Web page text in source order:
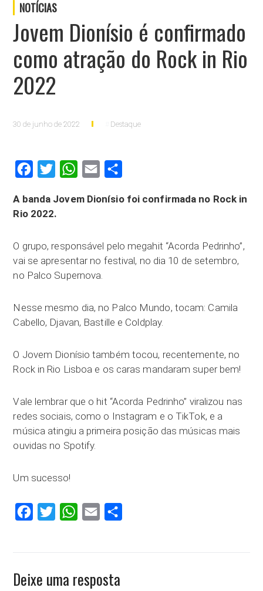
NOTÍCIAS
Jovem Dionísio é confirmado
como atração do Rock in Rio
2022
30 de junho de 2022 Destaque
FacebookTwitter WhatsApp
Email
A banda Jovem Dionísio foi confirmada no Rock in
Rio 2022.
O grupo, responsável pelo megahit “Acorda Pedrinho”,
vai se apresentar no festival, no dia 10 de setembro,
no Palco Supernova.
Nesse mesmo dia, no Palco Mundo, tocam: Camila
Cabello, Djavan, Bastille e Coldplay.
O Jovem Dionísio também tocou, recentemente, no
Rock in Rio Lisboa e os caras mandaram super bem!
Vale lembrar que o hit “Acorda Pedrinho” viralizou nas
redes sociais, como o Instagram e o TikTok, e a
música atingiu a primeira posição das músicas mais
ouvidas no Spotify.
Um sucesso!
FacebookTwitter WhatsApp
Email
Deixe uma resposta